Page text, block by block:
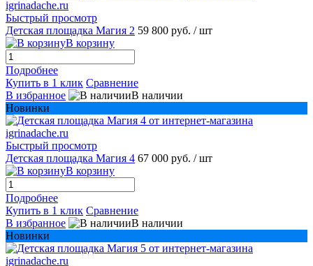
Быстрый просмотр
Детская площадка Магия 2 59 800 руб. / шт
В корзину
Подробнее
Купить в 1 клик Сравнение
В избранное
В наличии
Новинки
Быстрый просмотр
Детская площадка Магия 4 67 000 руб. / шт
В корзину
Подробнее
Купить в 1 клик Сравнение
В избранное
В наличии
Новинки